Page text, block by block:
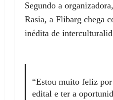
Segundo a
Rasia, a Flibarg chega
inédita de
“Estou muito feliz
edital e ter a